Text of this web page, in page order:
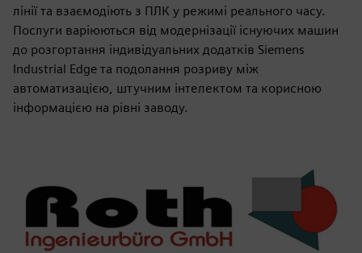
лінії та взаємодіють з ПЛК у режимі реального часу.
Послуги варіюються від модернізації існуючих машин
до розгортання індивідуальних додатків Siemens
Industrial Edge та подолання розриву між
автоматизацією, штучним інтелектом та корисною
інформацією на рівні заводу.